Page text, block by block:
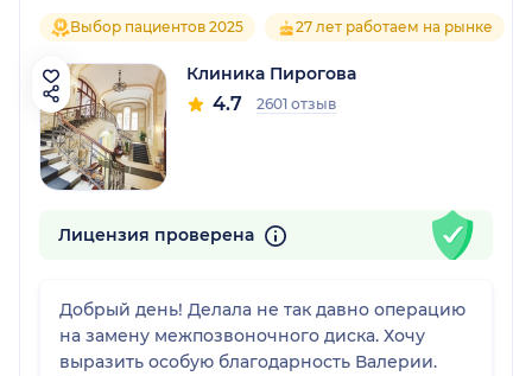
Выбор пациентов 2025 27 лет работаем на рынке
Клиника Пирогова
4.7 2601 отзыв
Лицензия проверена
Добрый день! Делала не так давно операцию
на замену межпозвоночного диска. Хочу
выразить особую благодарность Валерии.